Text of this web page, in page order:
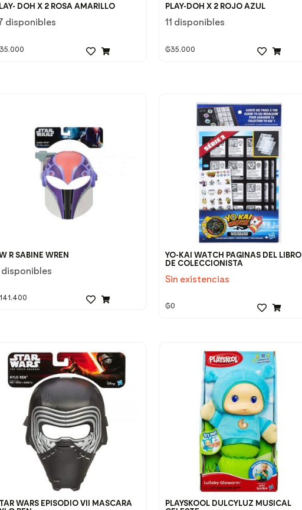
DOH X 2 ROSA AMARILLO
disponibles
35.000
PLAY-DOH X 2 ROJO AZUL
11 disponibles
₲35.000
R SABINE WREN
disponibles
141.400
YO-KAI WATCH PAGINAS DEL LIBRO
DE COLECCIONISTA
Sin existencias
₲0
WARS EPISODIO VII MASCARA
PLAYSKOOL DULCYLUZ MUSICAL